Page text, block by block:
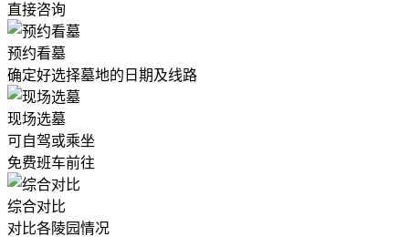
直接咨询
预约看墓
确定好选择墓地的日期及线路
现场选墓
可自驾或乘坐
免费班车前往
综合对比
对比各陵园情况